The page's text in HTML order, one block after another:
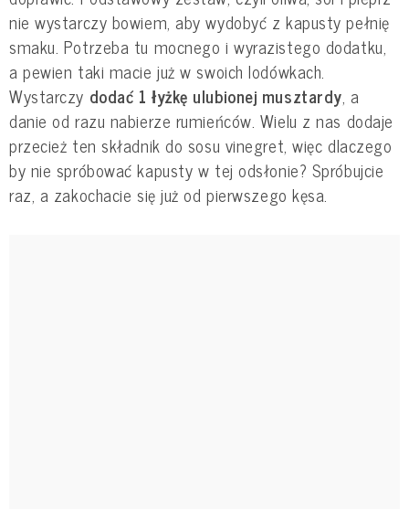
nie wystarczy bowiem, aby wydobyć z kapusty pełnię
smaku. Potrzeba tu mocnego i wyrazistego dodatku,
a pewien taki macie już w swoich lodówkach.
Wystarczy dodać 1 łyżkę ulubionej musztardy, a
danie od razu nabierze rumieńców. Wielu z nas dodaje
przecież ten składnik do sosu vinegret, więc dlaczego
by nie spróbować kapusty w tej odsłonie? Spróbujcie
raz, a zakochacie się już od pierwszego kęsa.